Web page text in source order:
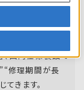
スを実施し
国内仕様製品で
修理期間が長
きます。